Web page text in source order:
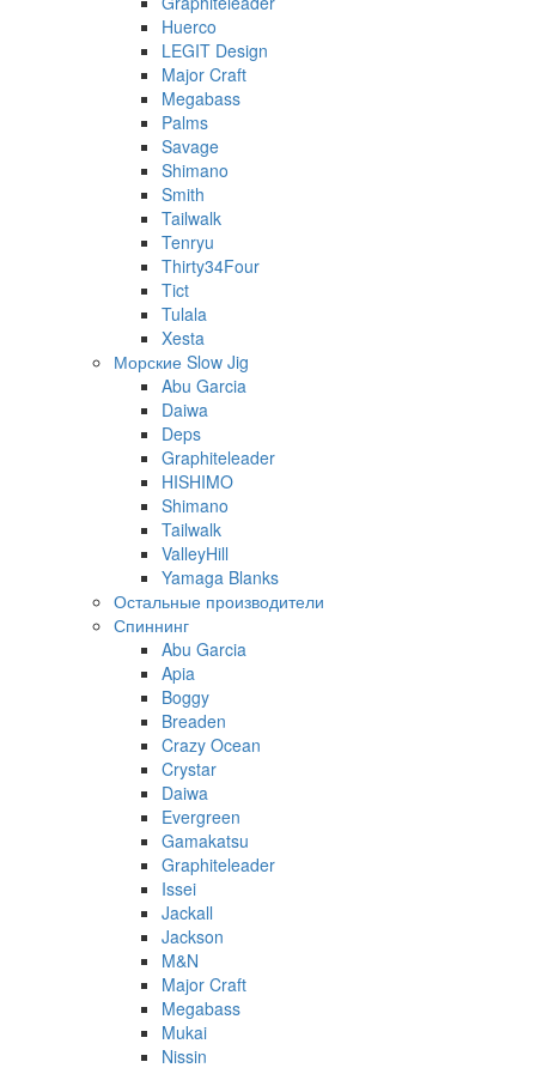
Huerco
LEGIT Design
Major Craft
Megabass
Palms
Savage
Shimano
Smith
Tailwalk
Tenryu
Thirty34Four
Tict
Tulala
Xesta
Морские Slow Jig
Abu Garcia
Daiwa
Deps
Graphiteleader
HISHIMO
Shimano
Tailwalk
ValleyHill
Yamaga Blanks
Остальные производители
Спиннинг
Abu Garcia
Apia
Boggy
Breaden
Crazy Ocean
Crystar
Daiwa
Evergreen
Gamakatsu
Graphiteleader
Issei
Jackall
Jackson
M&N
Major Craft
Megabass
Mukai
Nissin